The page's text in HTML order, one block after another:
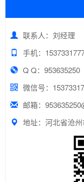
联系人：刘经理
手机：
Q Q：953635250
微信号：
邮箱：
地址：河北省沧